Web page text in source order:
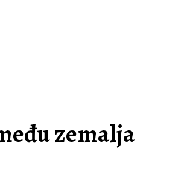
zemalja